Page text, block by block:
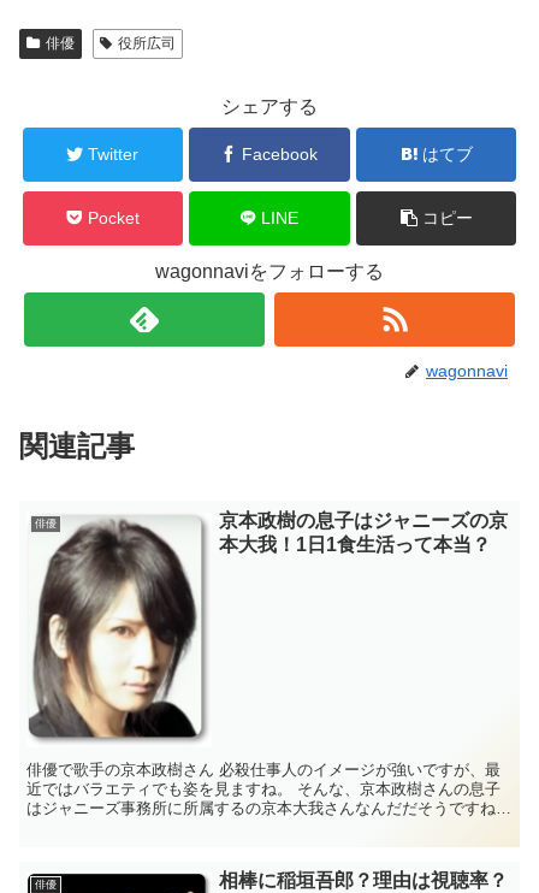
俳優 役所広司
シェアする
Twitter Facebook はてブ
Pocket LINE コピー
wagonnaviをフォローする
wagonnavi
関連記事
俳優
京本政樹の息子はジャニーズの京
本大我！1日1食生活って本当？
俳優で歌手の京本政樹さん 必殺仕事人のイメージが強いですが、最
近ではバラエティでも姿を見ますね。 そんな、京本政樹さんの息子
はジャニーズ事務所に所属するの京本大我さんなんだだそうですね。
俳優
相棒に稲垣吾郎？理由は視聴率？